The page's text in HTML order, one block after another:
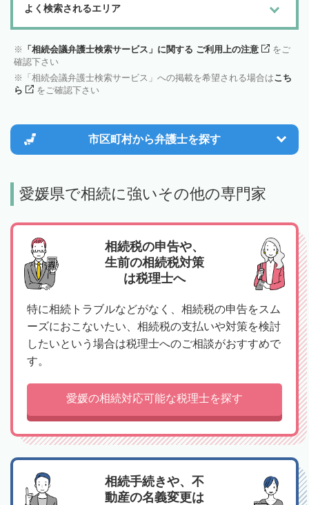
よく検索されるエリア
「相続会議弁護士検索サービス」に関する ご利用上の注意
をご
確認下さい
「相続会議弁護士検索サービス」への掲載を希望される場合はこち
ら
をご確認下さい
市区町村から弁護士を探す
愛媛県で相続に強いその他の専門家
相続税の申告や、
生前の相続税対策
は税理士へ
特に相続トラブルなどがなく、相続税の申告をスム
ーズにおこないたい、相続税の支払いや対策を検討
したいという場合は税理士へのご相談がおすすめで
す。
愛媛の相続対応可能な税理士を探す
相続手続きや、不
動産の名義変更は